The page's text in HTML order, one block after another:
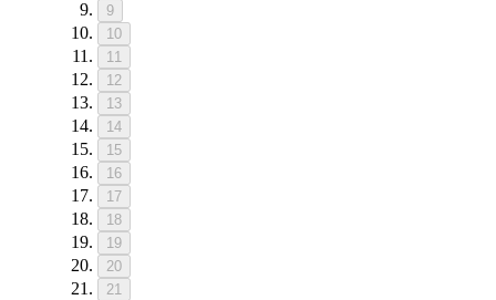
9
10
11
12
13
14
15
16
17
18
19
20
21